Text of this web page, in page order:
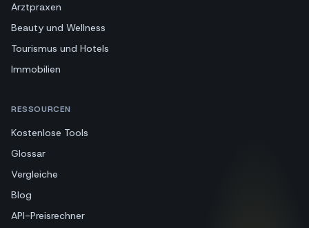
Arztpraxen
Beauty und Wellness
Tourismus und Hotels
Immobilien
RESSOURCEN
Kostenlose Tools
Glossar
Vergleiche
Blog
API-Preisrechner